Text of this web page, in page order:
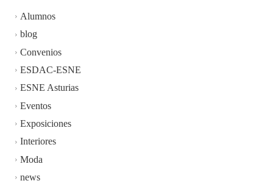
Alumnos
blog
Convenios
ESDAC-ESNE
ESNE Asturias
Eventos
Exposiciones
Interiores
Moda
news